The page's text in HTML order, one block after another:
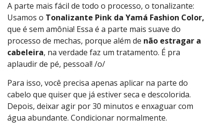
A parte mais fácil de todo o processo, o tonalizante:
Usamos o Tonalizante Pink da Yamá Fashion Color,
que é sem amônia! Essa é a parte mais suave do
processo de mechas, porque além de não estragar a
cabeleira, na verdade faz um tratamento. É pra
aplaudir de pé, pessoal! /o/
Para isso, você precisa apenas aplicar na parte do
cabelo que quiser que já estiver seca e descolorida.
Depois, deixar agir por 30 minutos e enxaguar com
água abundante. Condicionar normalmente.